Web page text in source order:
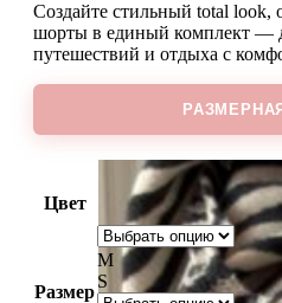
Создайте стильный total look,
шорты в единый комплект —
путешествий и отдыха с
Цвет
Размер
M
S